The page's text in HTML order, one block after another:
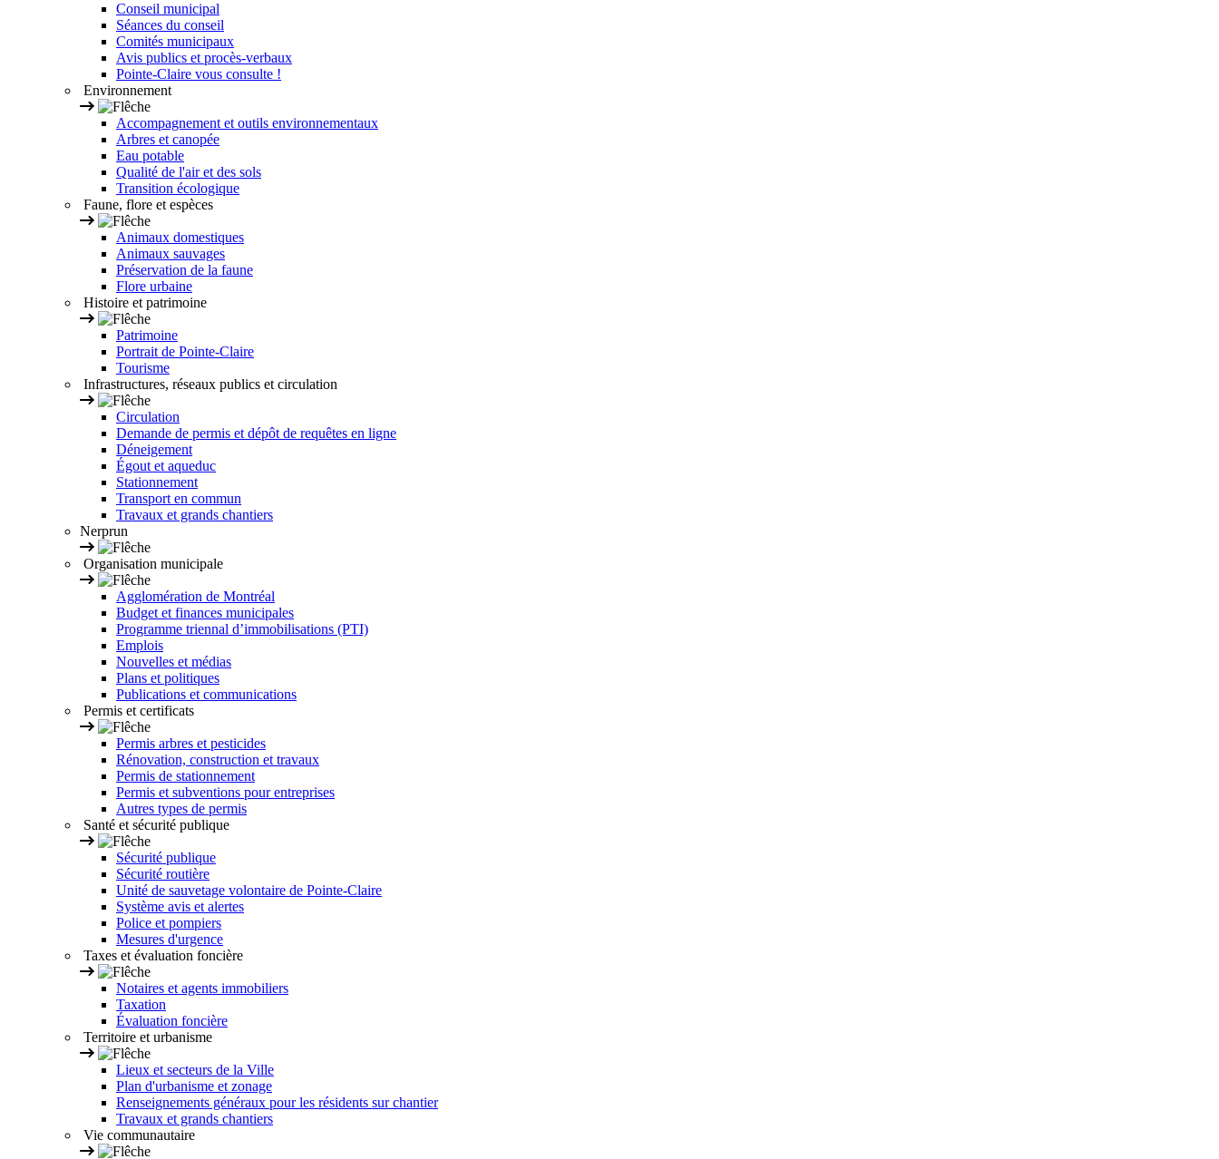
Conseil municipal
Séances du conseil
Comités municipaux
Avis publics et procès-verbaux
Pointe-Claire vous consulte !
Environnement
Accompagnement et outils environnementaux
Arbres et canopée
Eau potable
Qualité de l'air et des sols
Transition écologique
Faune, flore et espèces
Animaux domestiques
Animaux sauvages
Préservation de la faune
Flore urbaine
Histoire et patrimoine
Patrimoine
Portrait de Pointe-Claire
Tourisme
Infrastructures, réseaux publics et circulation
Circulation
Demande de permis et dépôt de requêtes en ligne
Déneigement
Égout et aqueduc
Stationnement
Transport en commun
Travaux et grands chantiers
Nerprun
Organisation municipale
Agglomération de Montréal
Budget et finances municipales
Programme triennal d’immobilisations (PTI)
Emplois
Nouvelles et médias
Plans et politiques
Publications et communications
Permis et certificats
Permis arbres et pesticides
Rénovation, construction et travaux
Permis de stationnement
Permis et subventions pour entreprises
Autres types de permis
Santé et sécurité publique
Sécurité publique
Sécurité routière
Unité de sauvetage volontaire de Pointe-Claire
Système avis et alertes
Police et pompiers
Mesures d'urgence
Taxes et évaluation foncière
Notaires et agents immobiliers
Taxation
Évaluation foncière
Territoire et urbanisme
Lieux et secteurs de la Ville
Plan d'urbanisme et zonage
Renseignements généraux pour les résidents sur chantier
Travaux et grands chantiers
Vie communautaire